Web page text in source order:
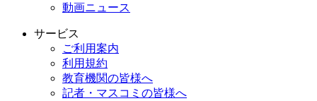
動画ニュース
サービス
ご利用案内
利用規約
教育機関の皆様へ
記者・マスコミの皆様へ